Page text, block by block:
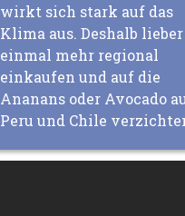
wirkt sich stark auf das
Klima aus. Deshalb lieber
einmal mehr regional
einkaufen und auf die
Ananans oder Avocado
Peru und Chile